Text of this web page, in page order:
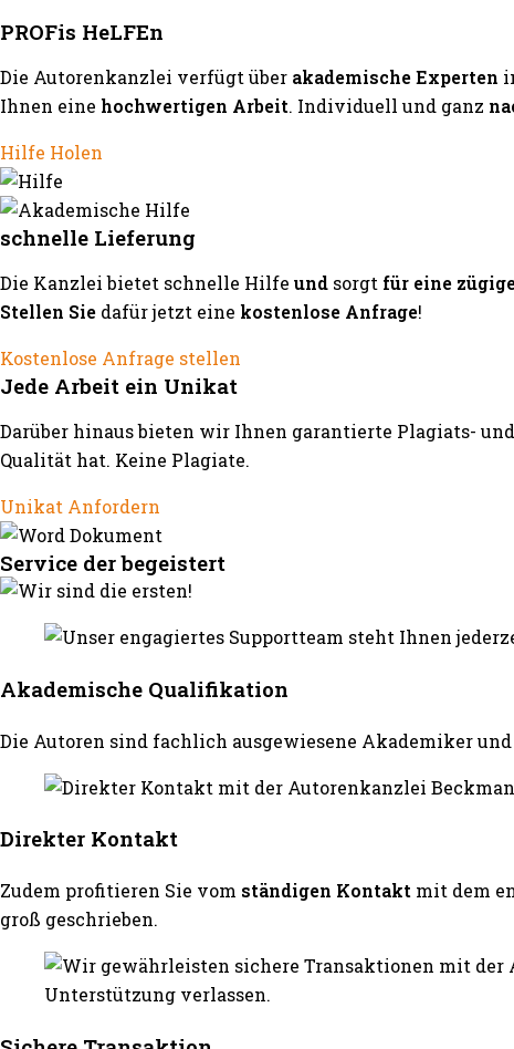
PROFis HeLFEn
Die Autorenkanzlei verfügt über akademische Experten
Ihnen eine hochwertigen Arbeit. Individuell und ganz
Hilfe Holen
schnelle Lieferung
Die Kanzlei bietet schnelle Hilfe und sorgt für eine
Stellen Sie dafür jetzt eine kostenlose Anfrage!
Kostenlose Anfrage stellen
Jede Arbeit ein Unikat
Darüber hinaus bieten wir Ihnen garantierte Plagiats-
Qualität hat. Keine Plagiate.
Unikat Anfordern
Service der begeistert
Akademische Qualifikation
Die Autoren sind fachlich ausgewiesene Akademiker
Direkter Kontakt
Zudem profitieren Sie vom ständigen Kontakt mit dem
groß geschrieben.